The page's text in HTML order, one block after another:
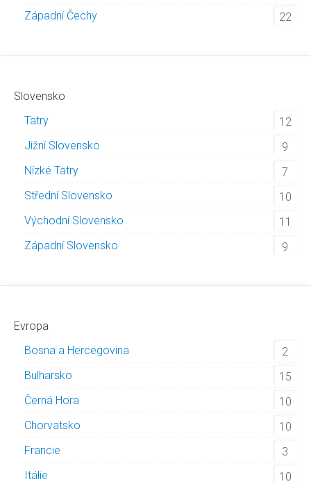
Západní Čechy 22
Slovensko
Tatry
12
Jižní Slovensko
9
Nízké Tatry
7
Střední Slovensko
10
Východní Slovensko
11
Západní Slovensko
9
Evropa
Bosna a Hercegovina
2
Bulharsko
15
Černá Hora
10
Chorvatsko
10
Francie
3
Itálie
10